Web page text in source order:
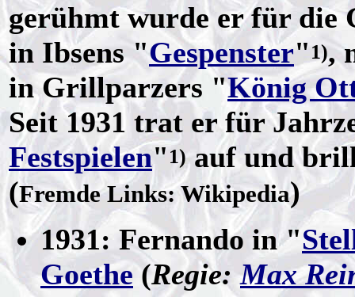
gerühmt wurde er für die
in Ibsens "Gespenster" 1),
in Grillparzers "König
Seit 1931 trat er für
Festspielen" 1)auf und
(Fremde Links: Wikipedia)
1931: Fernando in "
Goethe(Regie:Max